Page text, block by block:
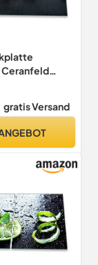
1-Teilig
Mehrfarbig
gratis Versand